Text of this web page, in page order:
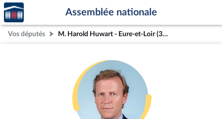
Aller au contenu
Aller en bas de la page
Accèder
à la
page
d'accueil
Assemblée nationale
Vos députés M. Harold Huwart - Eure-et-Loir (3e circonscription)